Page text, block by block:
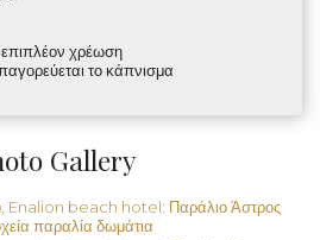
επιπλέον χρέωση
το κάπνισμα
Gallery